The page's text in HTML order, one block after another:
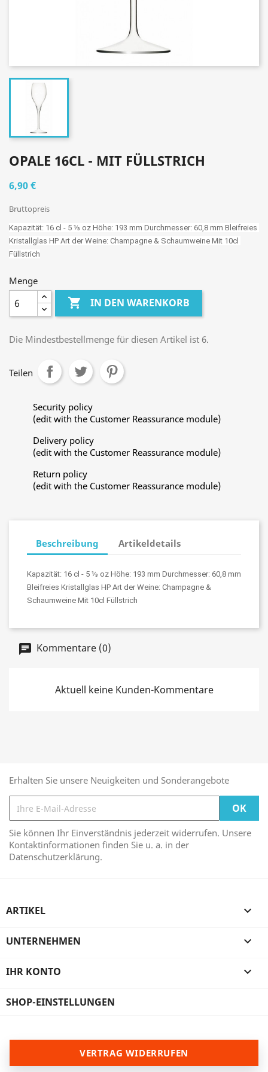
OPALE 16CL - MIT FÜLLSTRICH
6,90 €
Bruttopreis
Kapazität: 16 cl - 5 ⅓ oz Höhe: 193 mm Durchmesser: 60,8 mm Bleifreies
Kristallglas HP Art der Weine: Champagne & Schaumweine Mit 10cl
Füllstrich
Menge
 IN DEN WARENKORB
Die Mindestbestellmenge für diesen Artikel ist 6.
Teilen
Security policy
(edit with the Customer Reassurance module)
Delivery policy
(edit with the Customer Reassurance module)
Return policy
(edit with the Customer Reassurance module)
Beschreibung Artikeldetails
Kapazität: 16 cl - 5 ⅓ oz Höhe: 193 mm Durchmesser: 60,8 mm
Bleifreies Kristallglas HP Art der Weine: Champagne &
Schaumweine Mit 10cl Füllstrich
Kommentare (0)
Aktuell keine Kunden-Kommentare
Erhalten Sie unsere Neuigkeiten und Sonderangebote
Sie können Ihr Einverständnis jederzeit widerrufen. Unsere
Kontaktinformationen finden Sie u. a. in der
Datenschutzerklärung.
ARTIKEL 
UNTERNEHMEN 
IHR KONTO 
SHOP-EINSTELLUNGEN
VERTRAG WIDERRUFEN